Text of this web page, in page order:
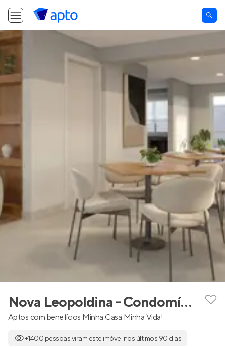
Nova Leopoldina - Condomínio Art
Aptos com benefícios Minha Casa Minha Vida!
+1400 pessoas viram este imóvel nos últimos 90 dias